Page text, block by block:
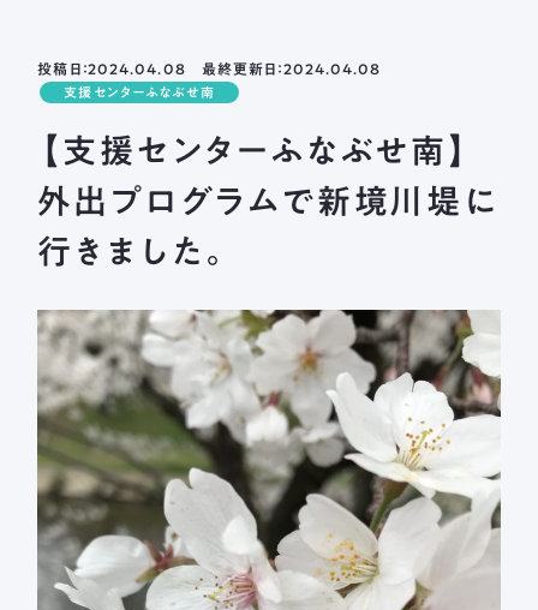
岐阜市超短時間ワーク
応援センター
長森北保育園
採用情報
メールフォームまたはお電話から、
お気軽にご連絡ください。
法人本部 TEL ： 058-244-0027
受付時間 ： 平日 9:00 ~ 17:00
投稿日：2024.04.08 最終更新日：2024.04.08
支援センターふなぶせ南
【支援センターふなぶせ南】
外出プログラムで新境川堤に
行きました。